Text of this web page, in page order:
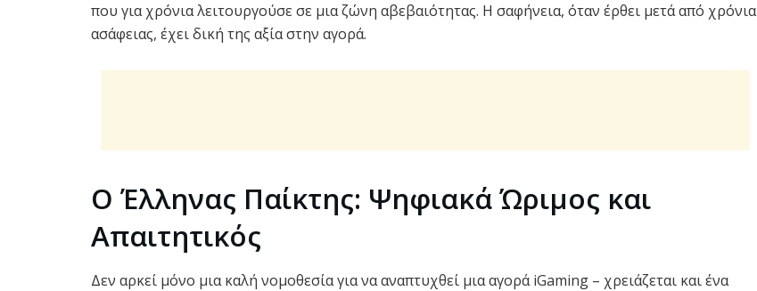
που για χρόνια λειτουργούσε σε μια ζώνη αβεβαιότητας. Η σαφήνεια, όταν έρθει μετά από χρόνια
ασάφειας, έχει δική της αξία στην αγορά.
Ο Έλληνας Παίκτης: Ψηφιακά Ώριμος και
Απαιτητικός
Δεν αρκεί μόνο μια καλή νομοθεσία για να αναπτυχθεί μια αγορά iGaming – χρειάζεται και ένα